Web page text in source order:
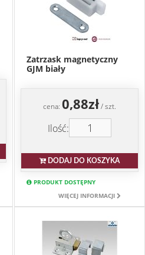
Zatrzask magnetyczny
GJM biały
cena: 0,88zł/ szt.
Ilość:
DODAJ DO KOSZYKA
PRODUKT DOSTĘPNY
WIĘCEJ INFORMACJI